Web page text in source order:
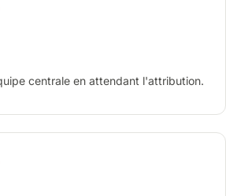
centrale en attendant l'attribution.